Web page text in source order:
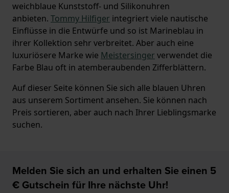
weichblaue Kunststoff- und Silikonuhren
anbieten. Tommy Hilfiger integriert viele nautische
Einflüsse in die Entwürfe und so ist Marineblau in
ihrer Kollektion sehr verbreitet. Aber auch eine
luxuriösere Marke wie Meistersinger verwendet die
Farbe Blau oft in atemberaubenden Zifferblättern.
Auf dieser Seite können Sie sich alle blauen Uhren
aus unserem Sortiment ansehen. Sie können nach
Preis sortieren, aber auch nach Ihrer Lieblingsmarke
suchen.
Melden Sie sich an und erhalten Sie einen 5
€ Gutschein für Ihre nächste Uhr!